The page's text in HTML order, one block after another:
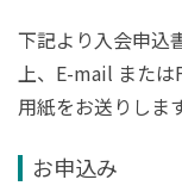
下記より入会申込
上、E-mail または
用紙をお送りします
お申込み